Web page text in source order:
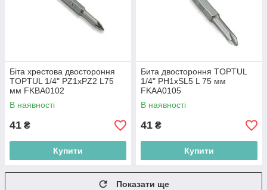
Біта хрестова двостороння
TOPTUL 1/4" PZ1xPZ2 L75
мм FKBA0102
В наявності
41 ₴
Купити
Бита двостороння TOPTUL
1/4" PH1хSL5 L 75 мм
FKAA0105
В наявності
41 ₴
Купити
Показати ще